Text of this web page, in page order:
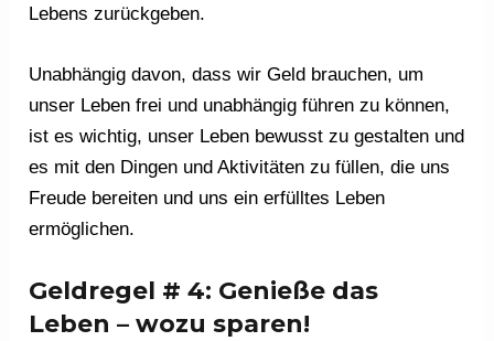
Lebens zurückgeben.
Unabhängig davon, dass wir Geld brauchen, um
unser Leben frei und unabhängig führen zu können,
ist es wichtig, unser Leben bewusst zu gestalten und
es mit den Dingen und Aktivitäten zu füllen, die uns
Freude bereiten und uns ein erfülltes Leben
ermöglichen.
Geldregel # 4: Genieße das
Leben – wozu sparen!